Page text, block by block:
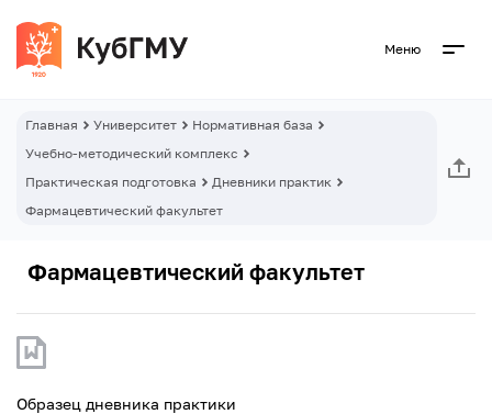
Меню
Главная Университет
Нормативная база
Учебно-методический комплекс
Практическая подготовка
Дневники практик
Фармацевтический факультет
Фармацевтический факультет
Образец дневника практики